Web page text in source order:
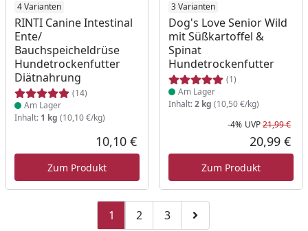
4 Varianten
RINTI Canine Intestinal
Ente/
Bauchspeicheldrüse
Hundetrockenfutter
Diätnahrung
(14)
Produkt am Lager
Am Lager
Inhalt: 1 kg (10,10 €/kg)
Aktueller Preis
10,10 €
Zum Produkt
3 Varianten
Dog's Love Senior Wild
mit Süßkartoffel &
Spinat
Hundetrockenfutter
(1)
Produkt am Lager
Am Lager
Inhalt:2 kg (10,50 €/kg)
-4% UVP21,99 €
20,99 €
Zum Produkt
1 Zu Seite 2
2 Zu Seite 3
3 Zur nächsten Seite